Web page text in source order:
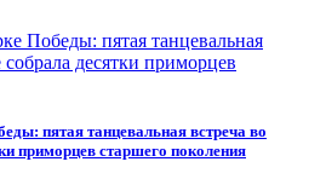
пятая танцевальная встреча во
приморцев старшего поколения